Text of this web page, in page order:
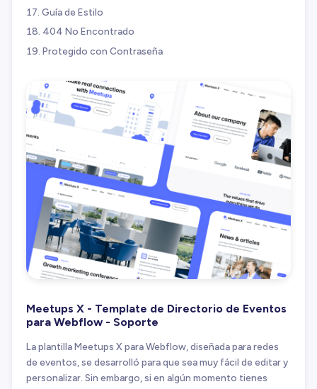
Guía de Estilo
404 No Encontrado
Protegido con Contraseña
Meetups X - Template de Directorio de Eventos
para Webflow - Soporte
La plantilla Meetups X para Webflow, diseñada para redes
de eventos, se desarrolló para que sea muy fácil de editar y
personalizar. Sin embargo, si en algún momento tienes